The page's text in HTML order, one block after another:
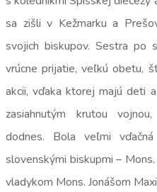
sa zišli v Kežmarku a
svojich biskupov. Sestra po
vrúcne prijatie, veľkú obetu,
akcii, vďaka ktorej majú deti
zasiahnutým krutou
dodnes. Bola veľmi
slovenskými biskupmi –
vladykom Mons. Jonášom